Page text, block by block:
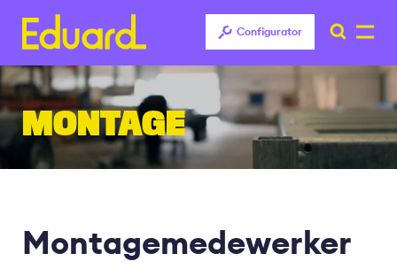
Overslaan
en
naar
de
inhoud
MONTAGE
Configurator
Montagemedewerker